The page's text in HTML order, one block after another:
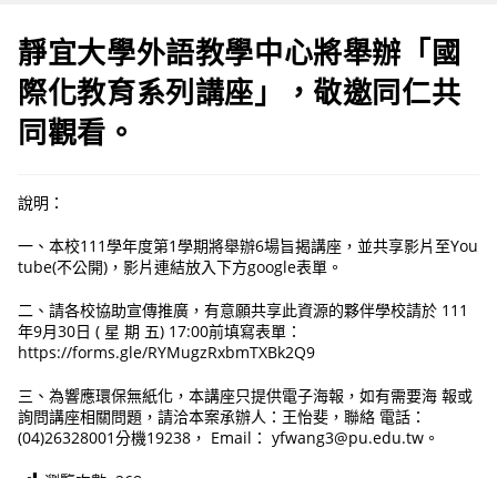
靜宜大學外語教學中心將舉辦「國
際化教育系列講座」，敬邀同仁共
同觀看。
說明：
一、本校111學年度第1學期將舉辦6場旨揭講座，並共享影片至You
tube(不公開)，影片連結放入下方google表單。
二、請各校協助宣傳推廣，有意願共享此資源的夥伴學校請於 111
年9月30日 ( 星 期 五) 17:00前填寫表單：
https://forms.gle/RYMugzRxbmTXBk2Q9
三、為響應環保無紙化，本講座只提供電子海報，如有需要海 報或
詢問講座相關問題，請洽本案承辦人：王怡斐，聯絡 電話：
(04)26328001分機19238， Email： yfwang3@pu.edu.tw。